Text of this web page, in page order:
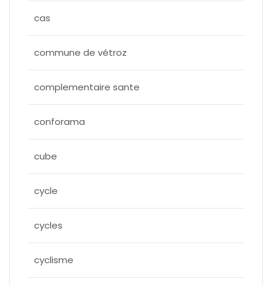
cas
commune de vétroz
complementaire sante
conforama
cube
cycle
cycles
cyclisme